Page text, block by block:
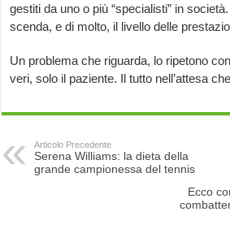
gestiti da uno o più “specialisti” in
scenda, e di molto, il livello delle
Un problema che riguarda, lo ripetono
veri, solo il paziente. Il tutto nell’attesa
Articolo Precedente
Serena Williams: la dieta della
grande campionessa del tennis
Ecco